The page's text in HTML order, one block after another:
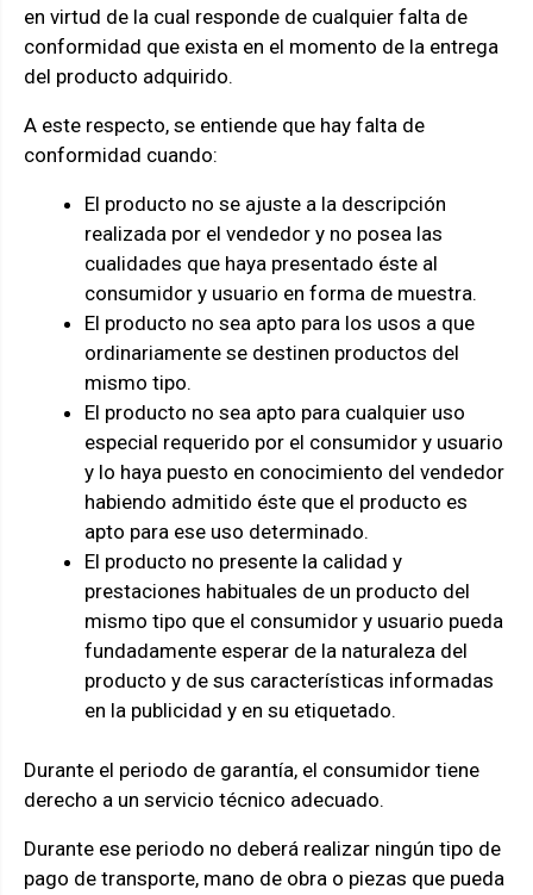
en virtud de la cual responde de cualquier falta de
conformidad que exista en el momento de la entrega
del producto adquirido.
A este respecto, se entiende que hay falta de
conformidad cuando:
El producto no se ajuste a la descripción
realizada por el vendedor y no posea las
cualidades que haya presentado éste al
consumidor y usuario en forma de muestra.
El producto no sea apto para los usos a que
ordinariamente se destinen productos del
mismo tipo.
El producto no sea apto para cualquier uso
especial requerido por el consumidor y usuario
y lo haya puesto en conocimiento del vendedor
habiendo admitido éste que el producto es
apto para ese uso determinado.
El producto no presente la calidad y
prestaciones habituales de un producto del
mismo tipo que el consumidor y usuario pueda
fundadamente esperar de la naturaleza del
producto y de sus características informadas
en la publicidad y en su etiquetado.
Durante el periodo de garantía, el consumidor tiene
derecho a un servicio técnico adecuado.
Durante ese periodo no deberá realizar ningún tipo de
pago de transporte, mano de obra o piezas que pueda